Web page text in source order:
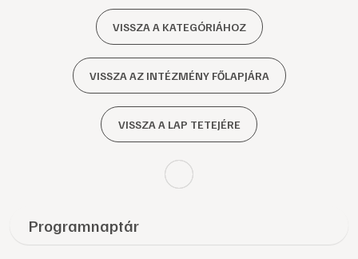
VISSZA A KATEGÓRIÁHOZ
VISSZA AZ INTÉZMÉNY FŐLAPJÁRA
VISSZA A LAP TETEJÉRE
Programnaptár